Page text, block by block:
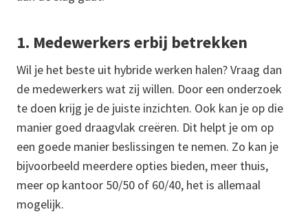
1. Medewerkers erbij betrekken
Wil je het beste uit hybride werken halen? Vraag dan
de medewerkers wat zij willen. Door een onderzoek
te doen krijg je de juiste inzichten. Ook kan je op die
manier goed draagvlak creëren. Dit helpt je om op
een goede manier beslissingen te nemen. Zo kan je
bijvoorbeeld meerdere opties bieden, meer thuis,
meer op kantoor 50/50 of 60/40, het is allemaal
mogelijk.